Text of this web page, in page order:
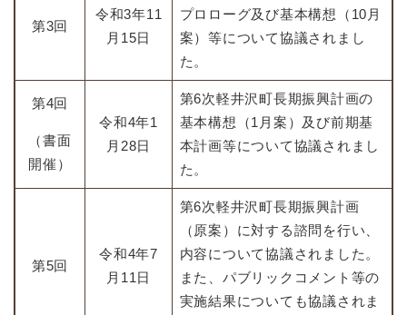
第3回
令和3年11
月15日
プロローグ及び基本構想（10月
案）等について協議されまし
た。
第4回
（書面
開催）
令和4年1
月28日
第6次軽井沢町長期振興計画の
基本構想（1月案）及び前期基
本計画等について協議されまし
た。
第5回
令和4年7
月11日
第6次軽井沢町長期振興計画
（原案）に対する諮問を行い、
内容について協議されました。
また、パブリックコメント等の
実施結果についても協議されま